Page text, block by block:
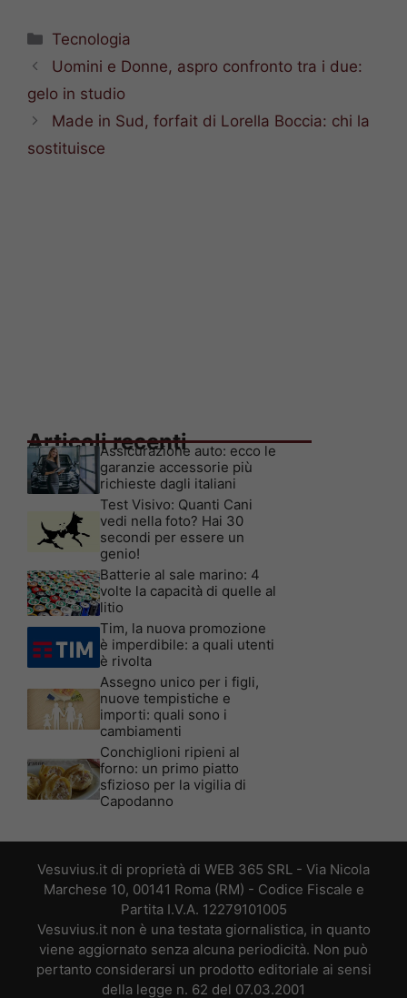
Categorie
Tecnologia
Uomini e Donne, aspro confronto tra i due:
gelo in studio
Made in Sud, forfait di Lorella Boccia: chi la
sostituisce
Articoli recenti
Assicurazione auto: ecco le
garanzie accessorie più
richieste dagli italiani
Test Visivo: Quanti Cani
vedi nella foto? Hai 30
secondi per essere un
genio!
Batterie al sale marino: 4
volte la capacità di quelle al
litio
Tim, la nuova promozione
è imperdibile: a quali utenti
è rivolta
Assegno unico per i figli,
nuove tempistiche e
importi: quali sono i
cambiamenti
Conchiglioni ripieni al
forno: un primo piatto
sfizioso per la vigilia di
Capodanno
Vesuvius.it di proprietà di WEB 365 SRL - Via Nicola
Marchese 10, 00141 Roma (RM) - Codice Fiscale e
Partita I.V.A. 12279101005
Vesuvius.it non è una testata giornalistica, in quanto
viene aggiornato senza alcuna periodicità. Non può
pertanto considerarsi un prodotto editoriale ai sensi
della legge n. 62 del 07.03.2001